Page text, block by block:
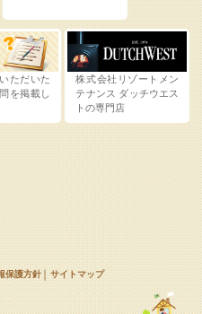
ただいた
を掲載し
株式会社リゾートメン
テナンス ダッチウエス
トの専門店
保護方針 サイトマップ